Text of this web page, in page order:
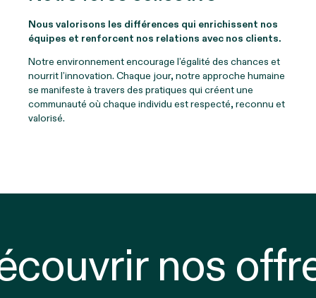
Nous valorisons les différences qui enrichissent nos
équipes et renforcent nos relations avec nos clients.
Notre environnement encourage l’égalité des chances et
nourrit l’innovation. Chaque jour, notre approche humaine
se manifeste à travers des pratiques qui créent une
communauté où chaque individu est respecté, reconnu et
valorisé.
nos